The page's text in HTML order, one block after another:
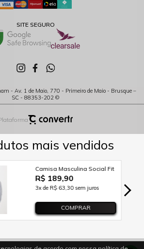
SITE SEGURO
- Av. 1 de Maio, 770 - Primeiro de Maio - Brusque –
SC - 88353-202 ©